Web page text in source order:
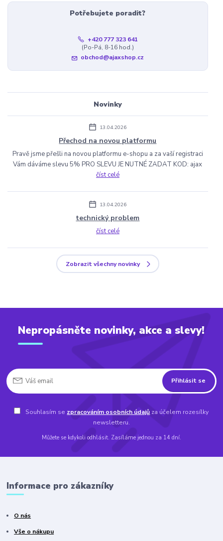
Potřebujete poradit?
+420 777 323 641
(Po-Pá, 8-16 hod.)
obchod@ajaxshop.cz
Novinky
13.04.2026
Přechod na novou platformu
Pravě jsme přešli na novou platformu e-shopu a za vaší registraci
Vám dáváme slevu 5% PRO SLEVU JE NUTNÉ ZADAT KOD: ajax
číst celé
13.04.2026
technický problem
číst celé
Zobrazit všechny novinky
Nepropásněte novinky, akce a slevy!
Přihlásit se
Souhlasím se zpracováním osobních údajů za účelem rozesílky
newsletteru.
Můžete se kdykoli odhlásit. Zasíláme jednou za 14 dní.
Informace pro zákazníky
O nás
Vše o nákupu